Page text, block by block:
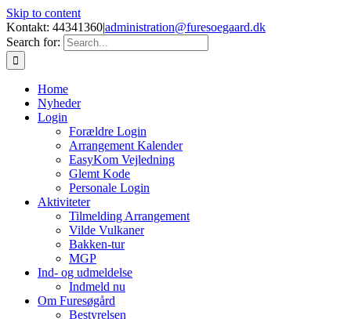
Skip to content
Kontakt: 44341360|administration@furesoegaard.dk
Search for:
Home
Nyheder
Login
Forældre Login
Arrangement Kalender
EasyKom Vejledning
Glemt Kode
Personale Login
Aktiviteter
Tilmelding Arrangement
Vilde Vulkaner
Bakken-tur
MGP
Ind- og udmeldelse
Indmeld nu
Om Furesøgård
Bestyrelsen